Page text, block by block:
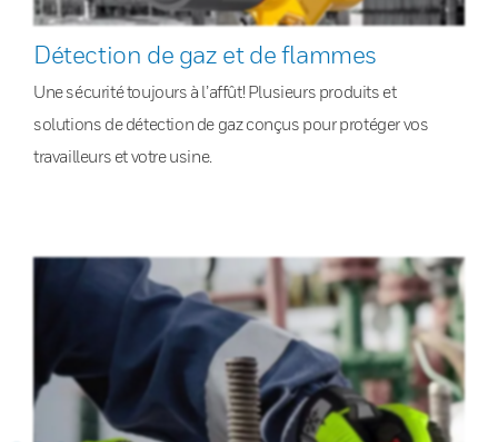
Détection de gaz et de flammes
Une sécurité toujours à l’affût! Plusieurs produits et
solutions de détection de gaz conçus pour protéger vos
travailleurs et votre usine.